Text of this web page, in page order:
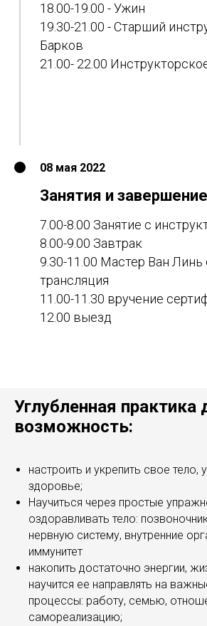
18.00-19.00 - Ужин
19.30-21.00 - Старший
Барков
21.00- 22.00
08 мая 2022
Занятия и
7.00-8.00 Занятие с
8.00-9.00 Завтрак
9.30-11.00 Мастер Ван Линь
трансляция
11.00-11.30 вручение
12.00 выезд
Углубленная практика
возможность:
настроить и укрепить свое тело,
здоровье;
Научиться через простые
оздоравливать тело:
нервную систему, внутренние
иммунитет
накопить достаточно энергии,
научится ее направлять на
процессы: работу, семью,
самореализацию;